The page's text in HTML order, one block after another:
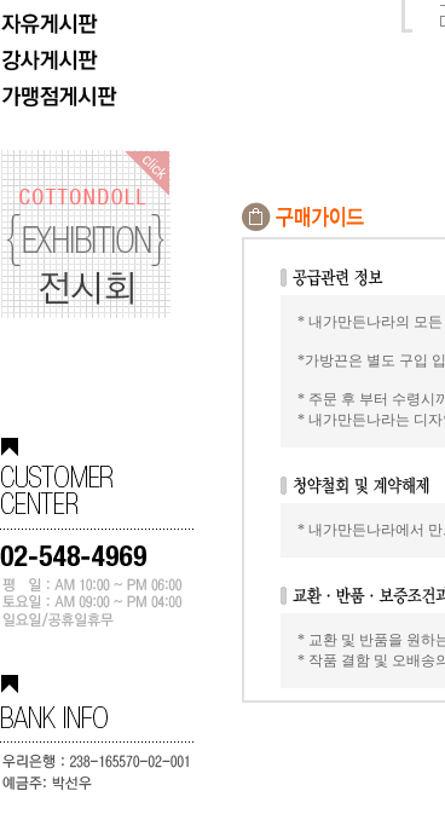
* 내가만든나라의 모
*가방끈은 별도 구입
* 주문 후 부터 수령시
* 내가만든나라는 디
* 내가만든나라에서
* 교환 및 반품을 원하
* 작품 결함 및 오배송